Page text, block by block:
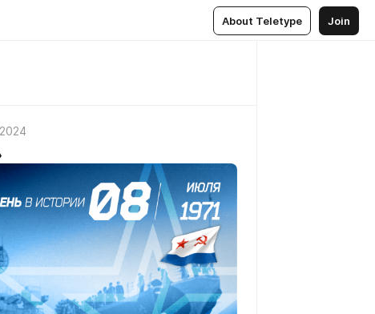
About Teletype Join